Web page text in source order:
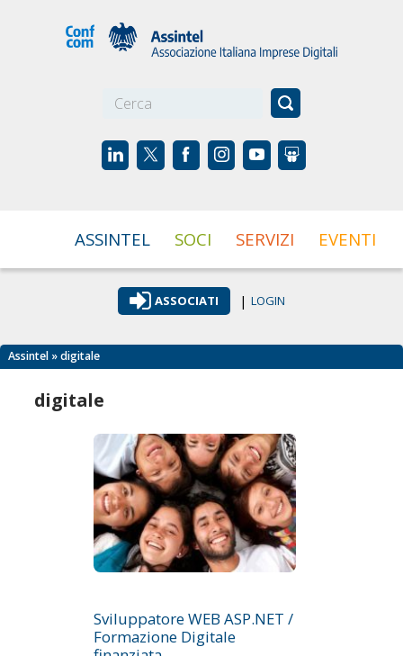
ASSINTEL SOCI SERVIZI EVENTI
ASSOCIATI | LOGIN
Assintel » digitale
digitale
Sviluppatore WEB ASP.NET /
Formazione Digitale